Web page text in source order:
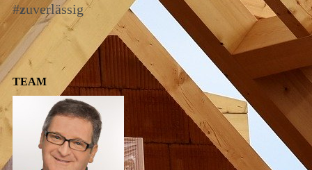
#zuverlässig
TEAM